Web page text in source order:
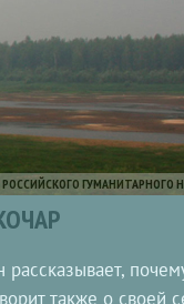
ГУМАНИТАРНОГО
также о своей